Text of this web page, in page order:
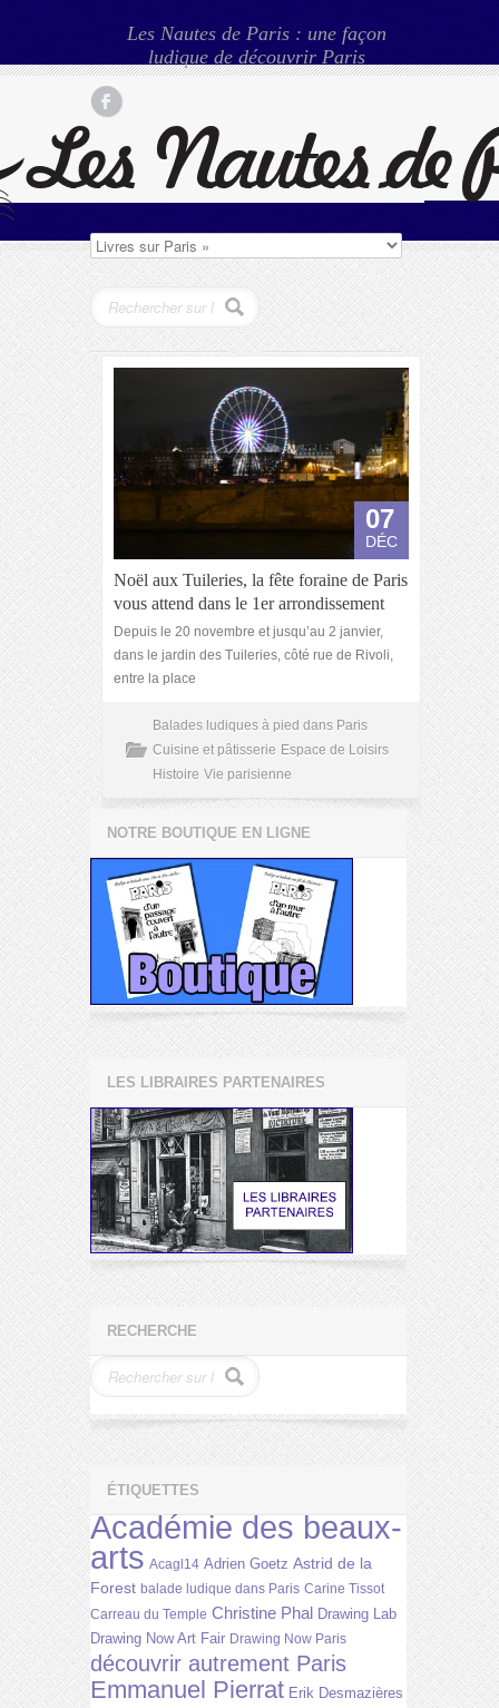
Les Nautes de Paris : une façon
ludique de découvrir Paris
07
DÉC
Noël aux Tuileries, la fête foraine de Paris
vous attend dans le 1er arrondissement
Depuis le 20 novembre et jusqu’au 2 janvier,
dans le jardin des Tuileries, côté rue de Rivoli,
entre la place
Balades ludiques à pied dans Paris
Cuisine et pâtisserie Espace de Loisirs
Histoire Vie parisienne
NOTRE BOUTIQUE EN LIGNE
LES LIBRAIRES PARTENAIRES
RECHERCHE
ÉTIQUETTES
Académie des beaux-
arts Acagl14 Adrien Goetz Astrid de la
Forest balade ludique dans Paris Carine Tissot
Carreau du Temple Christine Phal Drawing Lab
Drawing Now Art Fair Drawing Now Paris
découvrir autrement Paris
Emmanuel Pierrat Erik Desmazières